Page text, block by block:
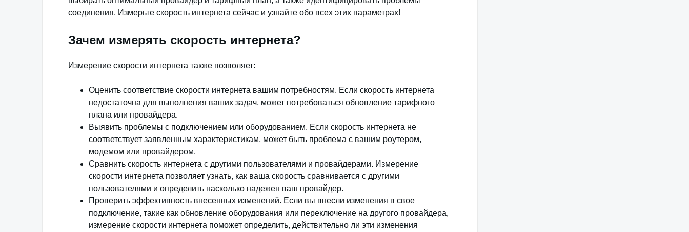
соединения. Измерьте скорость интернета сейчас и узнайте обо всех этих параметрах!
Зачем измерять скорость интернета?
Измерение скорости интернета также позволяет:
Оценить соответствие скорости интернета вашим потребностям. Если скорость интернета
недостаточна для выполнения ваших задач, может потребоваться обновление тарифного
плана или провайдера.
Выявить проблемы с подключением или оборудованием. Если скорость интернета не
соответствует заявленным характеристикам, может быть проблема с вашим роутером,
модемом или провайдером.
Сравнить скорость интернета с другими пользователями и провайдерами. Измерение
скорости интернета позволяет узнать, как ваша скорость сравнивается с другими
пользователями и определить насколько надежен ваш провайдер.
Проверить эффективность внесенных изменений. Если вы внесли изменения в свое
подключение, такие как обновление оборудования или переключение на другого провайдера,
измерение скорости интернета поможет определить, действительно ли эти изменения